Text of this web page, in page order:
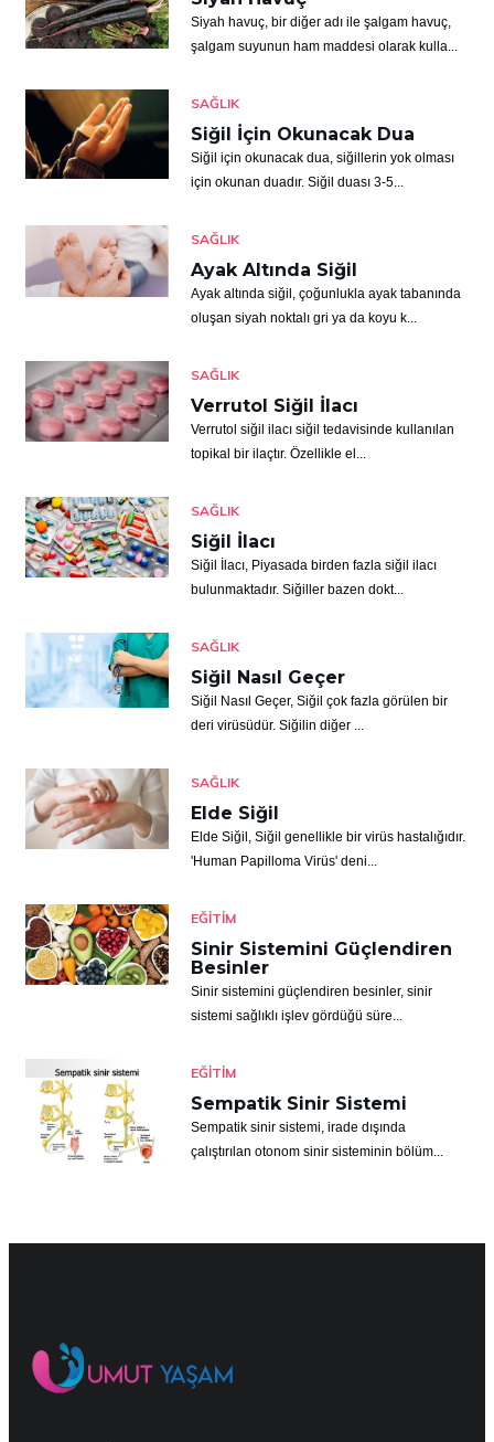
Siyah havuç, bir diğer adı ile şalgam havuç,
şalgam suyunun ham maddesi olarak kulla...
SAĞLIK
Siğil İçin Okunacak Dua
Siğil için okunacak dua, siğillerin yok olması
için okunan duadır. Siğil duası 3-5...
SAĞLIK
Ayak Altında Siğil
Ayak altında siğil, çoğunlukla ayak tabanında
oluşan siyah noktalı gri ya da koyu k...
SAĞLIK
Verrutol Siğil İlacı
Verrutol siğil ilacı siğil tedavisinde kullanılan
topikal bir ilaçtır. Özellikle el...
SAĞLIK
Siğil İlacı
Siğil İlacı, Piyasada birden fazla siğil ilacı
bulunmaktadır. Siğiller bazen dokt...
SAĞLIK
Siğil Nasıl Geçer
Siğil Nasıl Geçer, Siğil çok fazla görülen bir
deri virüsüdür. Siğilin diğer ...
SAĞLIK
Elde Siğil
Elde Siğil, Siğil genellikle bir virüs hastalığıdır.
'Human Papilloma Virüs' deni...
EĞITIM
Sinir Sistemini Güçlendiren
Besinler
Sinir sistemini güçlendiren besinler, sinir
sistemi sağlıklı işlev gördüğü süre...
EĞITIM
Sempatik Sinir Sistemi
Sempatik sinir sistemi, irade dışında
çalıştırılan otonom sinir sisteminin bölüm...